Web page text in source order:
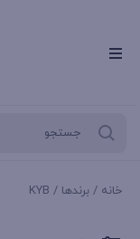
خانه / برندها / KYB